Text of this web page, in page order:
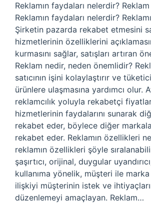
Reklamın faydaları nelerdir?
Reklamın faydaları nelerdir?
Şirketin pazarda rekabet etmesini
hizmetlerinin özelliklerini
kurmasını sağlar, satışları artıran
Reklam nedir, neden önemlidir?
satıcının işini kolaylaştırır ve
ürünlere ulaşmasına yardımcı olur.
reklamcılık yoluyla rekabetçi
hizmetlerinin faydalarını sunarak
rekabet eder, böylece diğer
rekabet eder. Reklamın özellikleri
reklamın özellikleri şöyle
şaşırtıcı, orijinal, duygular
kullanıma yönelik, müşteri ile marka
ilişkiyi müşterinin istek ve
düzenlemeyi amaçlayan. Reklam…